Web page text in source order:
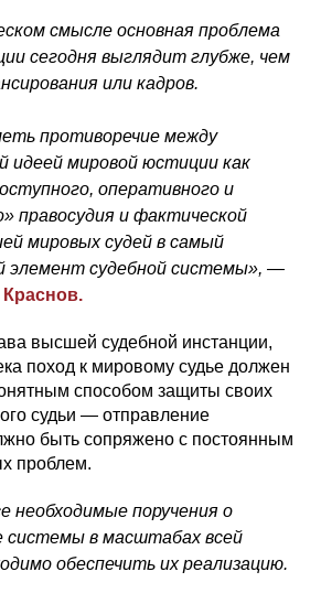
смысле основная проблема
сегодня выглядит глубже, чем
или кадров.
противоречие между
идеей мировой юстиции как
оперативного и
правосудия и фактической
мировых судей в самый
элемент судебной системы», —
Краснов.
высшей судебной инстанции,
поход к мировому судье должен
способом защиты своих
судьи — отправление
быть сопряжено с постоянным
проблем.
необходимые поручения о
системы в масштабах всей
обеспечить их реализацию.